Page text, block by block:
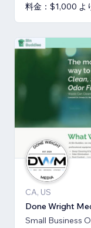
料金：$1,000 よ
CA, US
Done Wright
Small Business